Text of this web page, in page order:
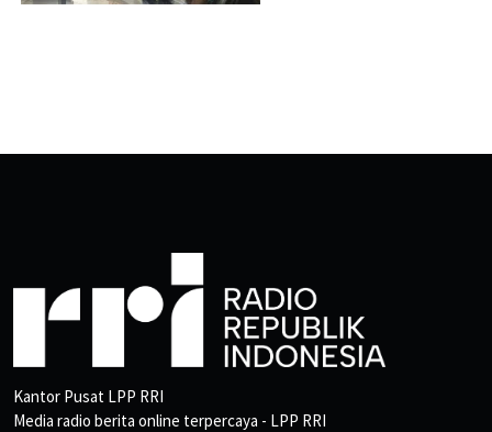
Kantor Pusat LPP RRI
Media radio berita online terpercaya - LPP RRI